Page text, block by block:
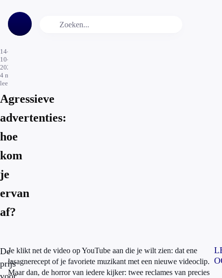
14-
10-
2021
4 min.
leestijd
Agressieve
advertenties:
hoe
kom
je
ervan
af?
De
prijs
voor
Je klikt net de video op YouTube aan die je wilt zien: dat ene
lasagnerecept of je favoriete muzikant met een nieuwe videoclip.
Maar dan, de horror van iedere kijker: twee reclames van precies